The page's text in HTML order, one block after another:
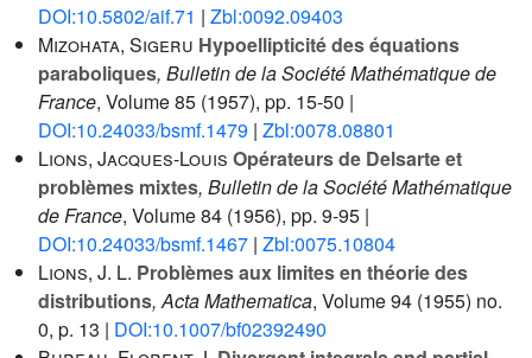
DOI:10.5802/aif.71 | Zbl:0092.09403
Mizohata, Sigeru Hypoellipticité des équations
paraboliques, Bulletin de la Société Mathématique de
France, Volume 85 (1957), pp. 15-50 |
DOI:10.24033/bsmf.1479 | Zbl:0078.08801
Lions, Jacques-Louis Opérateurs de Delsarte et
problèmes mixtes, Bulletin de la Société Mathématique
de France, Volume 84 (1956), pp. 9-95 |
DOI:10.24033/bsmf.1467 | Zbl:0075.10804
Lions, J. L. Problèmes aux limites en théorie des
distributions, Acta Mathematica, Volume 94 (1955) no.
0, p. 13 | DOI:10.1007/bf02392490